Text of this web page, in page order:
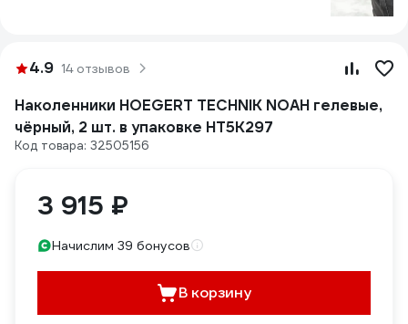
4.9 14 отзывов
Наколенники HOEGERT TECHNIK NOAH гелевые,
чёрный, 2 шт. в упаковке HT5K297
Код товара: 32505156
3 915 ₽
Начислим 39 бонусов
В корзину